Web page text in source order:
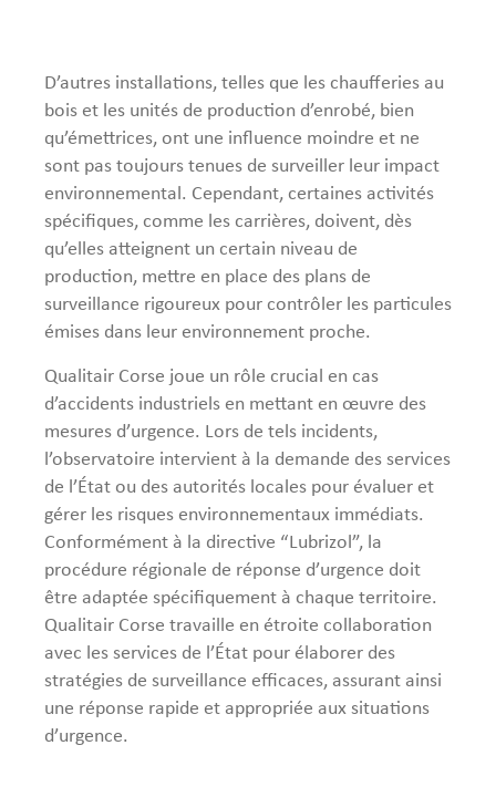
D’autres installations, telles que les chaufferies au
bois et les unités de production d’enrobé, bien
qu’émettrices, ont une influence moindre et ne
sont pas toujours tenues de surveiller leur impact
environnemental. Cependant, certaines activités
spécifiques, comme les carrières, doivent, dès
qu’elles atteignent un certain niveau de
production, mettre en place des plans de
surveillance rigoureux pour contrôler les particules
émises dans leur environnement proche.
Qualitair Corse joue un rôle crucial en cas
d’accidents industriels en mettant en œuvre des
mesures d’urgence. Lors de tels incidents,
l’observatoire intervient à la demande des services
de l’État ou des autorités locales pour évaluer et
gérer les risques environnementaux immédiats.
Conformément à la directive “Lubrizol”, la
procédure régionale de réponse d’urgence doit
être adaptée spécifiquement à chaque territoire.
Qualitair Corse travaille en étroite collaboration
avec les services de l’État pour élaborer des
stratégies de surveillance efficaces, assurant ainsi
une réponse rapide et appropriée aux situations
d’urgence.